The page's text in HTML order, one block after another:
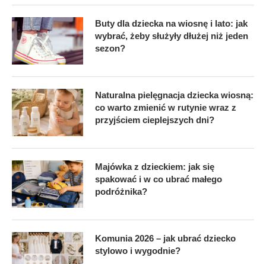
Buty dla dziecka na wiosnę i lato: jak
wybrać, żeby służyły dłużej niż jeden
sezon?
Naturalna pielęgnacja dziecka wiosną:
co warto zmienić w rutynie wraz z
przyjściem cieplejszych dni?
Majówka z dzieckiem: jak się
spakować i w co ubrać małego
podróżnika?
Komunia 2026 – jak ubrać dziecko
stylowo i wygodnie?